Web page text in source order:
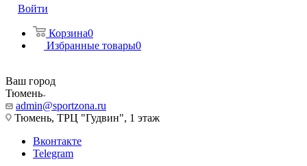
Войти
Корзина0
Избранные товары0
Ваш город
Тюмень
admin@sportzona.ru
Тюмень, ТРЦ "Гудвин", 1 этаж
Вконтакте
Telegram